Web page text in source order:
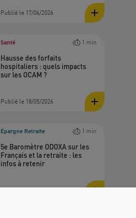
Publié le 17/06/2026
Santé 1 min
Hausse des forfaits
hospitaliers : quels impacts
sur les OCAM ?
Publié le 18/05/2026
Épargne Retraite 1 min
5e Baromètre ODOXA sur les
Français et la retraite : les
infos à retenir